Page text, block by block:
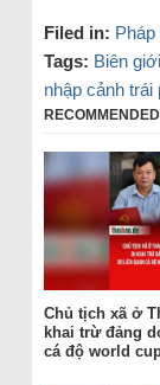
Filed in: Pháp
Tags: Biên giới
nhập cảnh trái
Chủ tịch xã ở
khai trừ đảng
cá độ world